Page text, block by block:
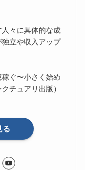
々に具体的な成
立や収入アップ
ぐ〜小さく始め
チュアリ出版）
る